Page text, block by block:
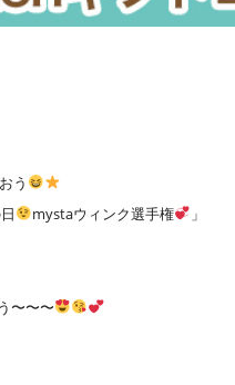
う
mystaウィンク選手権
」
〜〜〜